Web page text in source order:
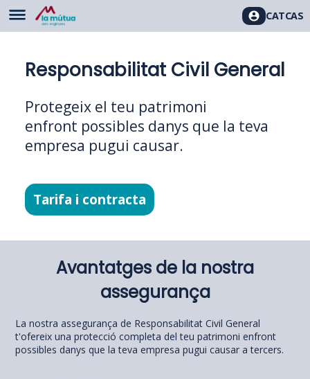
CATCAS
Responsabilitat Civil General
Protegeix el teu patrimoni
enfront possibles danys que la teva
empresa pugui causar.
Tarifa i contracta
Avantatges de la nostra
assegurança
La nostra assegurança de Responsabilitat Civil General
t'ofereix una protecció completa del teu patrimoni enfront
possibles danys que la teva empresa pugui causar a tercers.